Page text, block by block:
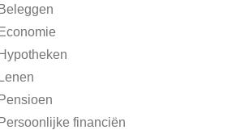
financiën